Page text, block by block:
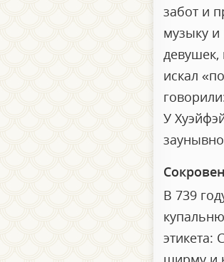
забот и
музыку
девушек,
искал
У
В 739
этикета: